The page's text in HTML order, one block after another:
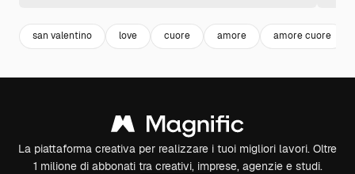
san valentino love cuore amore amore cuore
La piattaforma creativa per realizzare i tuoi migliori lavori. Oltre
1 milione di abbonati tra creativi, imprese, agenzie e studi.